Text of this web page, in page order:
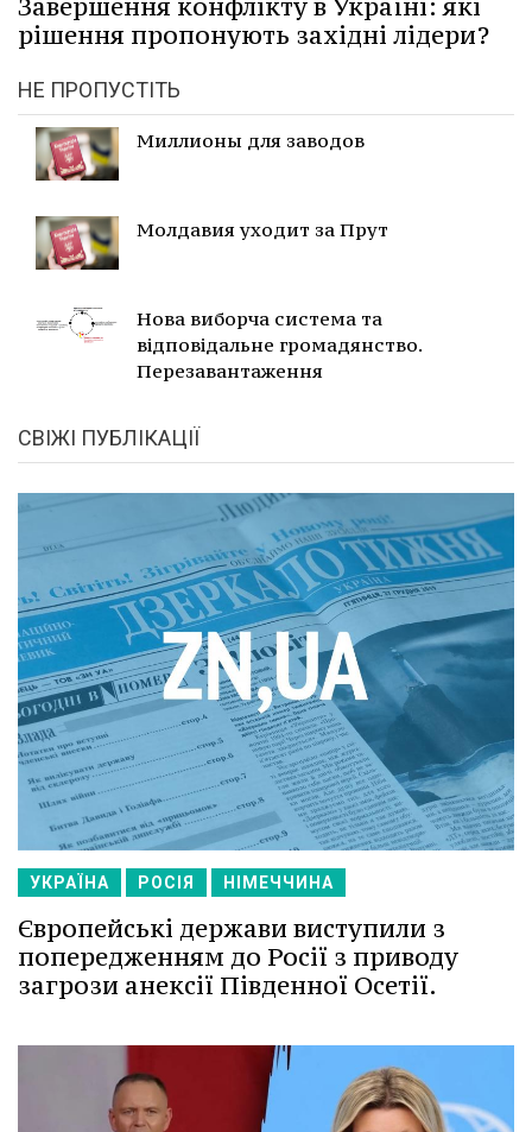
рішення пропонують західні лідери?
НЕ ПРОПУСТІТЬ
Миллионы для заводов
Молдавия уходит за Прут
Нова виборча система та
відповідальне громадянство.
Перезавантаження
СВІЖІ ПУБЛІКАЦІЇ
УКРАЇНА РОСІЯ НІМЕЧЧИНА
Європейські держави виступили з
попередженням до Росії з приводу
загрози анексії Південної Осетії.